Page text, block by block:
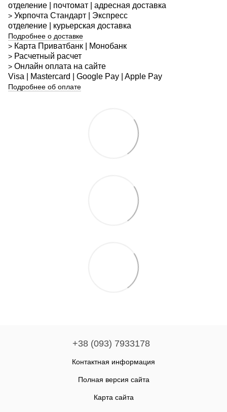
отделение | почтомат | адресная доставка
> Укрпочта Стандарт
| Экспресс
отделение | курьерская доставка
Подробнее о доставке
> Карта Приватбанк | Монобанк
> Расчетный расчет
> Онлайн оплата на сайте
Visa | Mastercard | Google Pay | Apple Pay
Подробнее об оплате
+38 (093) 7933178
Контактная информация
Полная версия сайта
Карта сайта